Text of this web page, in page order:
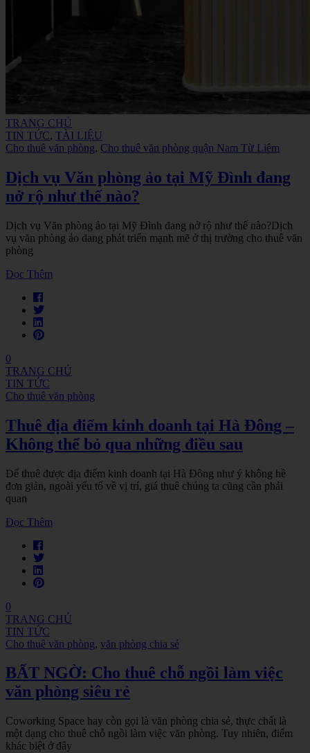
TRANG CHỦ
TIN TỨC, TÀI LIỆU
Cho thuê văn phòng, Cho thuê văn phòng quận Nam Từ Liêm
Dịch vụ Văn phòng ảo tại Mỹ Đình đang
nở rộ như thế nào?
Dịch vụ Văn phòng ảo tại Mỹ Đình đang nở rộ như thế nào?Dịch
vụ văn phòng ảo đang phát triển mạnh mẽ ở thị trường cho thuê văn
phòng
Đọc Thêm
0
TRANG CHỦ
TIN TỨC
Cho thuê văn phòng
Thuê địa điểm kinh doanh tại Hà Đông –
Không thể bỏ qua những điều sau
Để thuê được địa điểm kinh doanh tại Hà Đông như ý không hề
đơn giản, ngoài yếu tố về vị trí, giá thuê chúng ta cũng cần phải
quan
Đọc Thêm
0
TRANG CHỦ
TIN TỨC
Cho thuê văn phòng, văn phòng chia sẻ
BẤT NGỜ: Cho thuê chỗ ngồi làm việc
văn phòng siêu rẻ
Coworking Space hay còn gọi là văn phòng chia sẻ, thực chất là
một dạng cho thuê chỗ ngồi làm việc văn phòng. Tuy nhiên, điểm
khác biệt ở đây